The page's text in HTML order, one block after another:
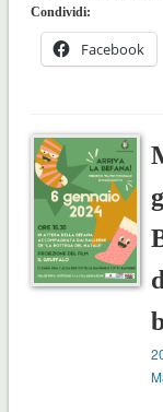
Condividi:
Facebook